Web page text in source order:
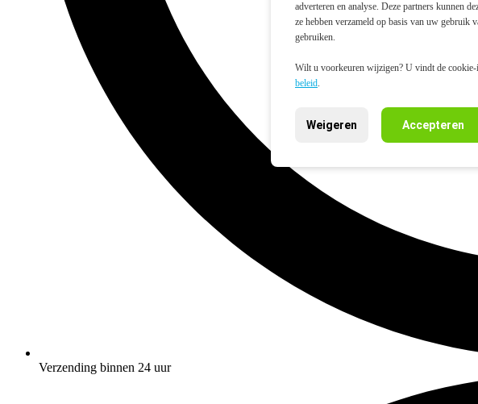
adverteren en analyse. Deze partners kunnen
ze hebben verzameld op basis van uw gebruik
gebruiken.
Wilt u voorkeuren wijzigen? U vindt de
beleid.
Weigeren Accepteren
Verzending binnen 24 uur